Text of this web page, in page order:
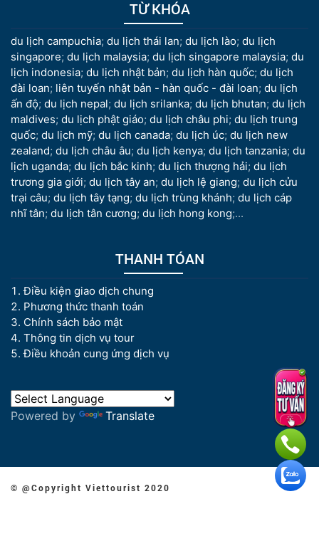
TỪ KHÓA
du lịch campuchia; du lịch thái lan; du lịch lào; du lịch
singapore; du lịch malaysia; du lịch singapore malaysia; du
lịch indonesia; du lịch nhật bản; du lịch hàn quốc; du lịch
đài loan; liên tuyến nhật bản - hàn quốc - đài loan; du lịch
ấn độ; du lịch nepal; du lịch srilanka; du lịch bhutan; du lịch
maldives; du lịch phật giáo; du lịch châu phi; du lịch trung
quốc; du lịch mỹ; du lịch canada; du lịch úc; du lịch new
zealand; du lịch châu âu; du lịch kenya; du lịch tanzania; du
lịch uganda; du lịch bắc kinh; du lịch thượng hải; du lịch
trương gia giới; du lịch tây an; du lịch lệ giang; du lịch cửu
trại câu; du lịch tây tạng; du lịch trùng khánh; du lịch cáp
nhĩ tân; du lịch tân cương; du lịch hong kong;...
THANH TÓAN
Điều kiện giao dịch chung
Phương thức thanh toán
Chính sách bảo mật
Thông tin dịch vụ tour
Điều khoản cung ứng dịch vụ
Powered by Translate
© @Copyright Viettourist 2020